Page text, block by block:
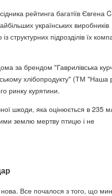
рейтинга багатіїв Євгена
українських виробників
структурних підрозділів їх
за брендом "Гаврилівська
хлібопродукту" (ТМ "Наша
ринку курятини.
шкоди, яка оцінюється в 235
землю мертву птицю і не
Все почалося з того, що